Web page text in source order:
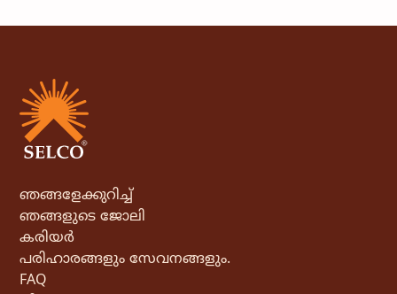
ഞങ്ങളേക്കുറിച്ച്
ഞങ്ങളുടെ ജോലി
കരിയർ
പരിഹാരങ്ങളും സേവനങ്ങളും.
FAQ